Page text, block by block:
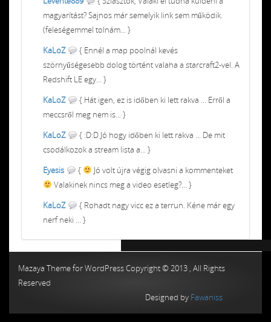
magyarítást? Sajnos már semelyik link sem működik.
(feleségemmel tolnám... }
KaLoZ
{ Ennél a map poolnál kevés
szörnyűségesebb dolog történt valaha a starcraft2-vel. A
Redshift LE egy... }
KaLoZ
{ Hát igen, ez is időben ki lett rakva ... Erről a
meccsről meg nem is... }
KaLoZ
{ :D:D Jó hogy időben ki lett rakva ... De mit
csodálkozok a stream lista a... }
Eyesis
{
Jó volt újra végig olvasni a kommenteket
Valakinek nincs meg a video esetleg?... }
KaLoZ
{ Rohadt nagy vicc ez a terrun. Kéne már egy
nerf neki ... }
Mazaya Theme for WordPress Copyright © 2013 , All Rights
Reserved
Designed by Fawaniss